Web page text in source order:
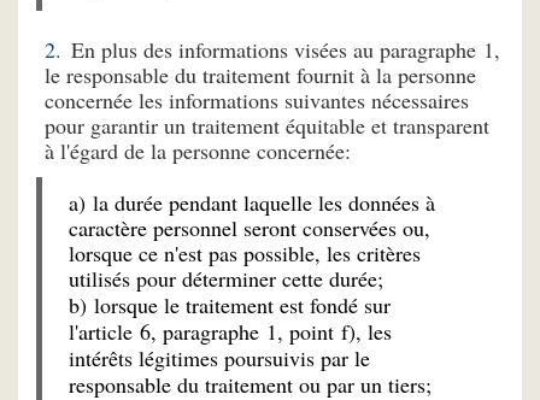
En plus des informations visées au paragraphe 1,
le responsable du traitement fournit à la personne
concernée les informations suivantes nécessaires
pour garantir un traitement équitable et transparent
à l'égard de la personne concernée:
a) la durée pendant laquelle les données à
caractère personnel seront conservées ou,
lorsque ce n'est pas possible, les critères
utilisés pour déterminer cette durée;
b) lorsque le traitement est fondé sur
l'article 6, paragraphe 1, point f), les
intérêts légitimes poursuivis par le
responsable du traitement ou par un tiers;